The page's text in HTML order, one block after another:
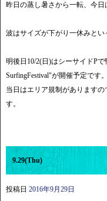
昨日の蒸し暑さから一転、今日
波はサイズが下がり一休みとい
明後日10/2(日)はシーサイドP
SurfingFestival"が開催予定です。
当日はエリア規制があります
す。
9.29(Thu)
投稿日 2016年9月29日